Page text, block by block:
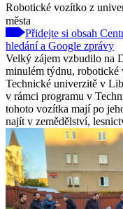
Robotické vozítko z
města
Přidejte si obsah
hledání a Google zprávy
Velký zájem vzbudilo na
minulém týdnu,
Technické univerzitě v
v rámci programu v
tohoto vozítka mají po
najít v zemědělství,